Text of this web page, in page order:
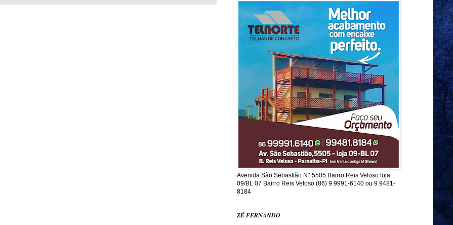
Avenida São Sebastião N° 5505 Bairro Reis Veloso loja
09/BL 07 Bairro Reis Veloso (86) 9 9991-6140 ou 9 9481-
8184
ZÉ FERNANDO